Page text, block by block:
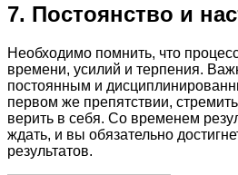
7. Постоянство и
Необходимо помнить, что
времени, усилий и терпения.
постоянным и
первом же препятствии,
верить в себя. Со временем
ждать, и вы обязательно
результатов.